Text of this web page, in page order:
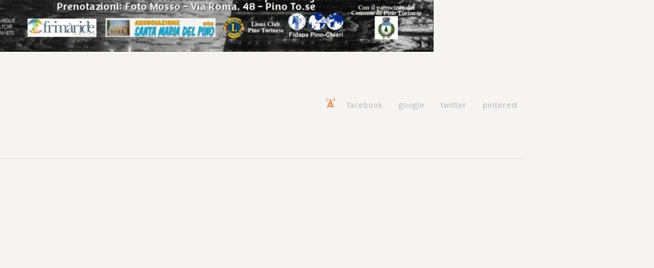
facebook google twitter pinterest